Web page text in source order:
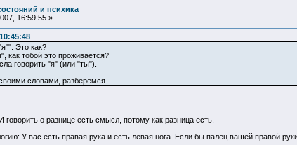
и психика
16:59:55 »
Это как?
как тобой это проживается?
говорить "я" (или "ты").
словами, разберёмся.
о разнице есть смысл, потому как разница есть.
У вас есть правая рука и есть левая нога. Если бы палец вашей правой